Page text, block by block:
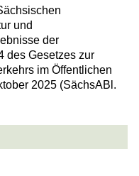
und
der
des Gesetzes zur
im Öffentlichen
2025 (SächsABl.